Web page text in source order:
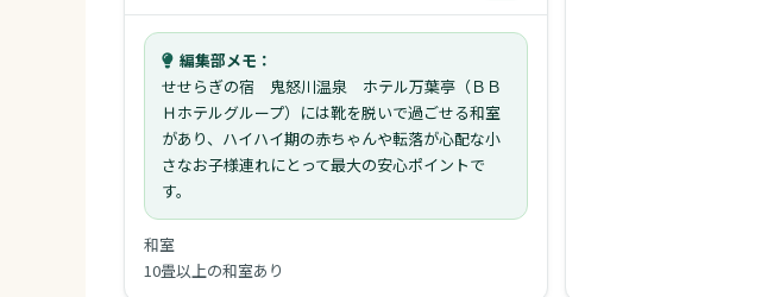
編集部メモ：
せせらぎの宿 鬼怒川温泉 ホテル万葉亭（ＢＢ
Ｈホテルグループ）には靴を脱いで過ごせる和室
があり、ハイハイ期の赤ちゃんや転落が心配な小
さなお子様連れにとって最大の安心ポイントで
す。
和室
10畳以上の和室あり